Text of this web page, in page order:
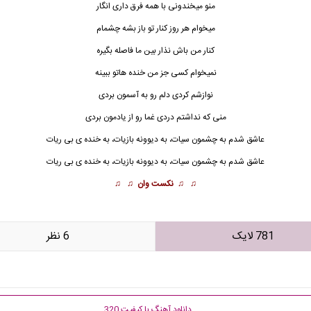
منو میخندونی با همه فرق داری انگار
میخوام هر روز کنار تو باز بشه چشمام
کنار من باش نذار بین ما فاصله بگیره
نمیخوام کسی جز من خنده هاتو ببینه
نوازشم کردی دلم رو به آسمون بردی
منی که نداشتم دردی غما رو از یادمون بردی
عاشق شدم به چشمون سیات، به دیوونه بازیات، به خنده ی بی ریات
عاشق شدم به چشمون سیات، به دیوونه بازیات، به خنده ی بی ریات
♫ ♫ نکست وان ♫ ♫
781 لایک 6 نظر